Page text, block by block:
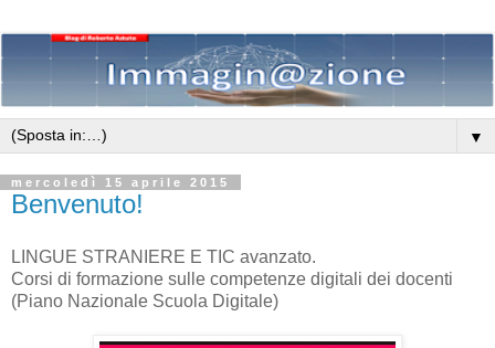
▼
mercoledì 15 aprile 2015
Benvenuto!
LINGUE STRANIERE E TIC avanzato.
Corsi di formazione sulle competenze digitali dei docenti
(Piano Nazionale Scuola Digitale)